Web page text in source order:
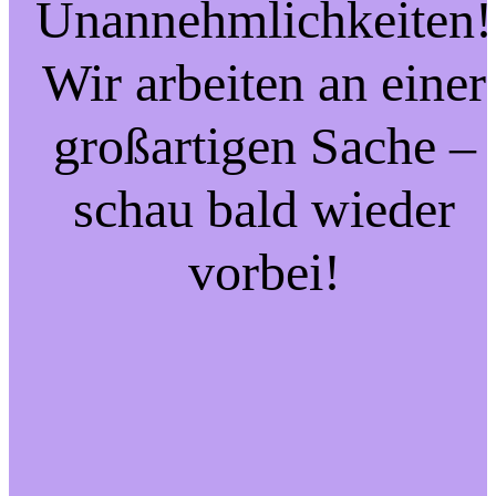
Unannehmlichkeiten!
Wir arbeiten an einer
großartigen Sache –
schau bald wieder
vorbei!